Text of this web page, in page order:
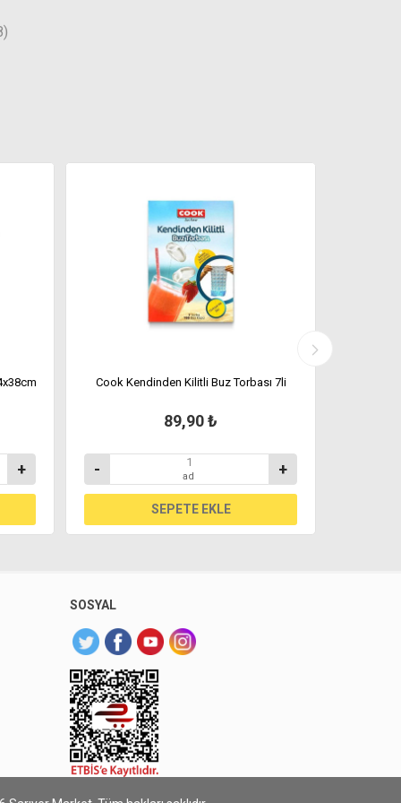
+
Cook Kendinden Kilitli Buz Torbası 7li
89,90 ₺
- ad +
SOSYAL